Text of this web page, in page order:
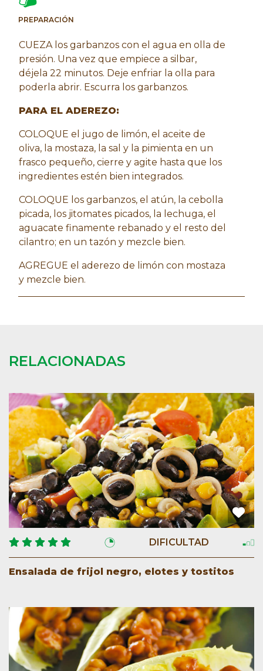
PREPARACIÓN
CUEZA los garbanzos con el agua en olla de
presión. Una vez que empiece a silbar,
déjela 22 minutos. Deje enfriar la olla para
poderla abrir. Escurra los garbanzos.
PARA EL ADEREZO:
COLOQUE el jugo de limón, el aceite de
oliva, la mostaza, la sal y la pimienta en un
frasco pequeño, cierre y agite hasta que los
ingredientes estén bien integrados.
COLOQUE los garbanzos, el atún, la cebolla
picada, los jitomates picados, la lechuga, el
aguacate finamente rebanado y el resto del
cilantro; en un tazón y mezcle bien.
AGREGUE el aderezo de limón con mostaza
y mezcle bien.
RELACIONADAS
DIFICULTAD
Ensalada de frijol negro, elotes y tostitos